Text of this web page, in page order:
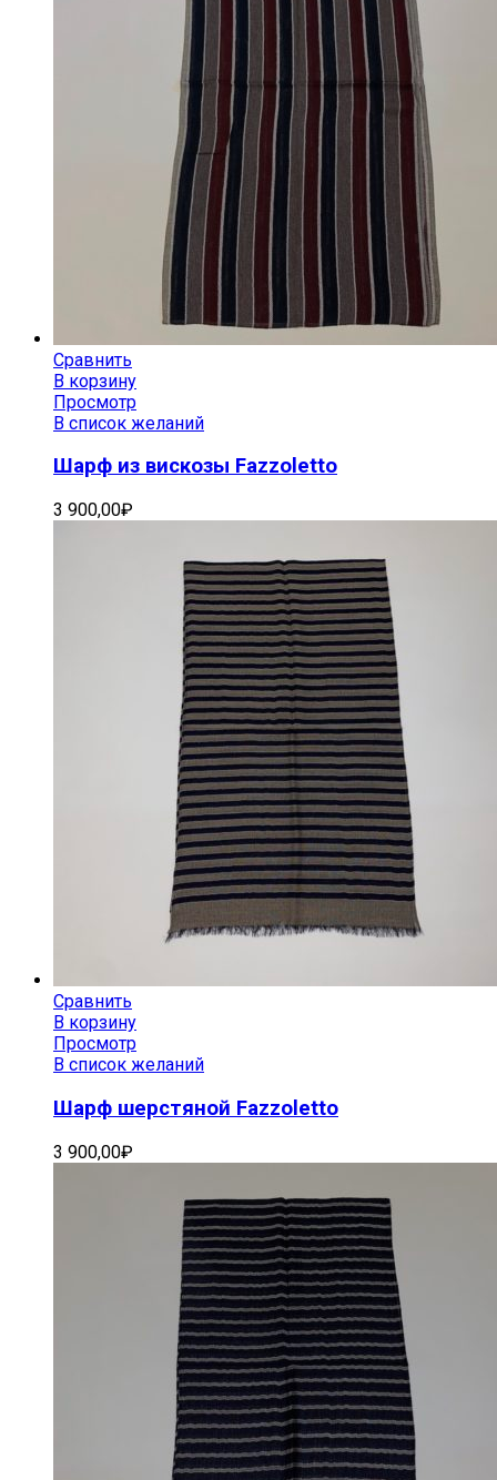
Сравнить
В корзину
Просмотр
В список желаний
Шарф из вискозы Fazzoletto
3 900,00₽
Сравнить
В корзину
Просмотр
В список желаний
Шарф шерстяной Fazzoletto
3 900,00₽